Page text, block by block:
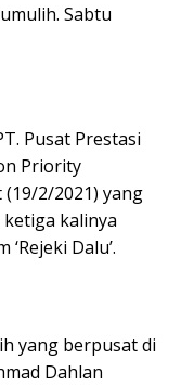
Sabtu
Pusat Prestasi
Priority
(19/2/2021) yang
kalinya
Dalu’.
yang berpusat di
Dahlan